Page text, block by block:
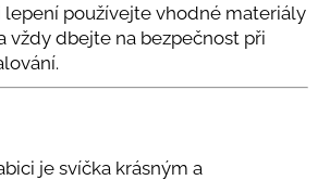
lepení používejte vhodné materiály
vždy dbejte na bezpečnost při
je svíčka krásným a